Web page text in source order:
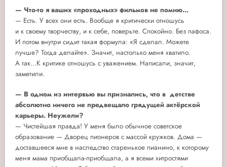
— Что-то я ваших «проходных» фильмов не помню...
— Есть. У всех они есть. Вообще я критически отношусь
и к своему творчеству, и к себе, поверьте. Спокойно. Без пафоса.
И потом внутри сидит такая формула: «Я сделал. Можете
лучше? Тогда делайте». Значит, настолько меня хватило.
А так...К критике отношусь с уважением. Написали, значит,
заметили.
— В одном из интервью вы признались, что в детстве
абсолютно ничего не предвещало грядущей актёрской
карьеры. Неужели?
— Чистейшая правда! У меня было обычное советское
образование — Дворец пионеров с массой кружков. Дома —
доставшееся мне в наследство старенькое пианино, к которому
меня мама приобщала-приобщала, а я всеми хитростями